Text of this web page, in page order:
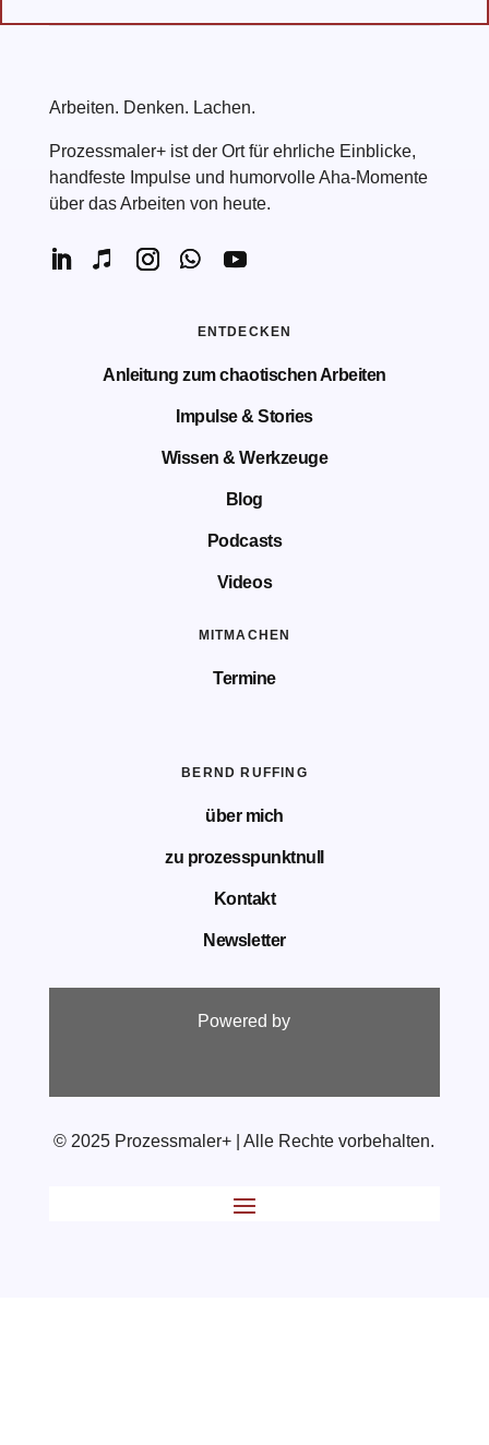
Arbeiten. Denken. Lachen.
Prozessmaler+ ist der Ort für ehrliche Einblicke,
handfeste Impulse und humorvolle Aha-Momente
über das Arbeiten von heute.
ENTDECKEN
Anleitung zum chaotischen Arbeiten
Impulse & Stories
Wissen & Werkzeuge
Blog
Podcasts
Videos
MITMACHEN
Termine
BERND RUFFING
über mich
zu prozesspunktnull
Kontakt
Newsletter
Powered by
© 2025 Prozessmaler+ | Alle Rechte vorbehalten.